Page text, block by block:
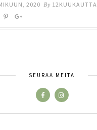
2020 By 12KUUKAUTTA
SEURAA MEITÄ